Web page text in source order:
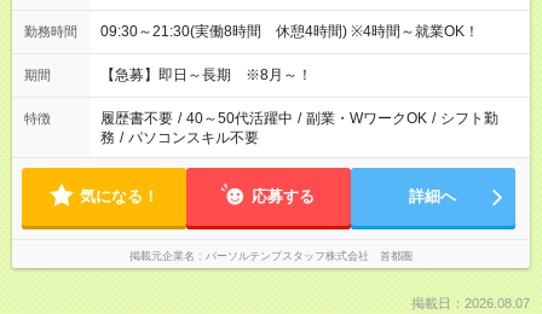
勤務時間 09:30～21:30(実働8時間 休憩4時間) ※4時間～就業OK！
期間 【急募】即日～長期 ※8月～！
特徴 履歴書不要 / 40～50代活躍中 / 副業・WワークOK / シフト勤
務 / パソコンスキル不要
気になる！ 応募する 詳細へ
掲載元企業名 パーソルテンプスタッフ株式会社 首都圏
掲載日：2026.08.07